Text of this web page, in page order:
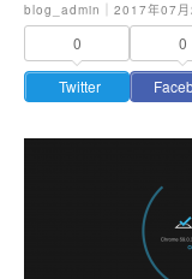
blog_admin｜2017年07月
0
Twitter
0